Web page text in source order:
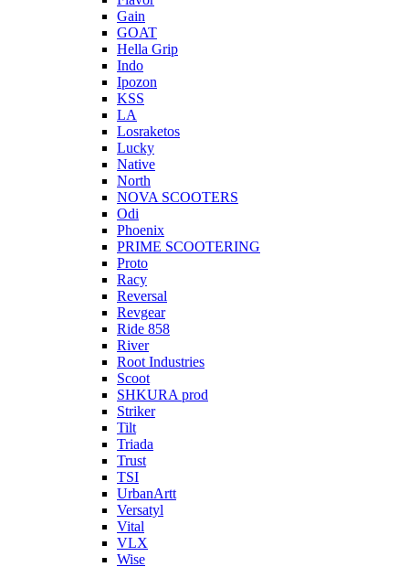
Gain
GOAT
Hella Grip
Indo
Ipozon
KSS
LA
Losraketos
Lucky
Native
North
NOVA SCOOTERS
Odi
Phoenix
PRIME SCOOTERING
Proto
Racy
Reversal
Revgear
Ride 858
River
Root Industries
Scoot
SHKURA рrоd
Striker
Tilt
Triada
Trust
TSI
UrbanArtt
Versatyl
Vital
VLX
Wise